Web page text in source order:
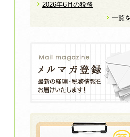
2026年6月の税務
一覧